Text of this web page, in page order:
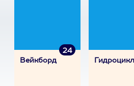
24
Вейкборд
Гидроцикл